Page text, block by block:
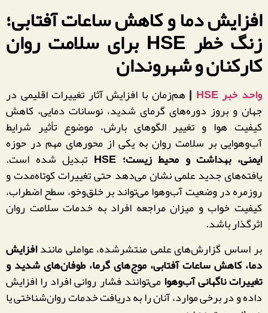
افزایش دما و کاهش ساعات آفتابی؛
زنگ خطر HSE برای سلامت روان
کارکنان و شهروندان
واحد خبر HSE | هم‌زمان با افزایش آثار تغییرات اقلیمی در
جهان و بروز دوره‌های گرمای شدید، نوسانات دمایی، کاهش
کیفیت هوا و تغییر الگوهای بارش، موضوع تأثیر شرایط
آب‌وهوایی بر سلامت روان به یکی از محورهای مهم در حوزه
ایمنی، بهداشت و محیط زیست؛ HSE تبدیل شده است.
یافته‌های جدید علمی نشان می‌دهد حتی تغییرات کوتاه‌مدت و
روزمره در وضعیت آب‌وهوا می‌تواند بر خلق‌وخو، سطح اضطراب،
کیفیت خواب و میزان مراجعه افراد به خدمات سلامت روان
اثرگذار باشد.
بر اساس گزارش‌های علمی منتشرشده، عواملی مانندافزایش
دما، کاهش ساعات آفتابی، موج‌های گرما، طوفان‌های شدید و
تغییرات ناگهانی آب‌وهوامی‌توانند فشار روانی افراد را افزایش
داده و در برخی موارد، آنان را به دریافت خدمات روان‌شناختی یا